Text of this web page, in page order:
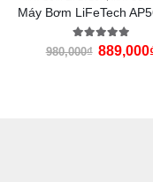
5.00 out of 5
980,000₫ 889,000